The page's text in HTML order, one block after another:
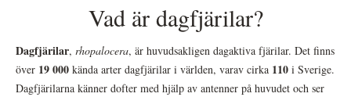
Vad är dagfjärilar?
Dagfjärilar, rhopalocera, är huvudsakligen dagaktiva fjärilar. Det finns
över 19 000 kända arter dagfjärilar i världen, varav cirka 110 i Sverige.
Dagfjärilarna känner dofter med hjälp av antenner på huvudet och ser